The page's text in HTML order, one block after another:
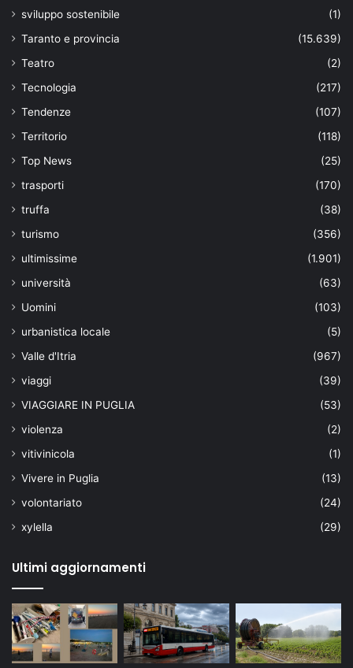
sviluppo sostenibile
(1)
Taranto e provincia
(15.639)
Teatro
(2)
Tecnologia
(217)
Tendenze
(107)
Territorio
(118)
Top News
(25)
trasporti
(170)
truffa
(38)
turismo
(356)
ultimissime
(1.901)
università
(63)
Uomini
(103)
urbanistica locale
(5)
Valle d'Itria
(967)
viaggi
(39)
VIAGGIARE IN PUGLIA
(53)
violenza
(2)
vitivinicola
(1)
Vivere in Puglia
(13)
volontariato
(24)
xylella
(29)
Ultimi aggiornamenti